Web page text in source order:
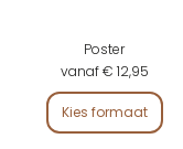
Poster
vanaf € 12,95
Kies formaat